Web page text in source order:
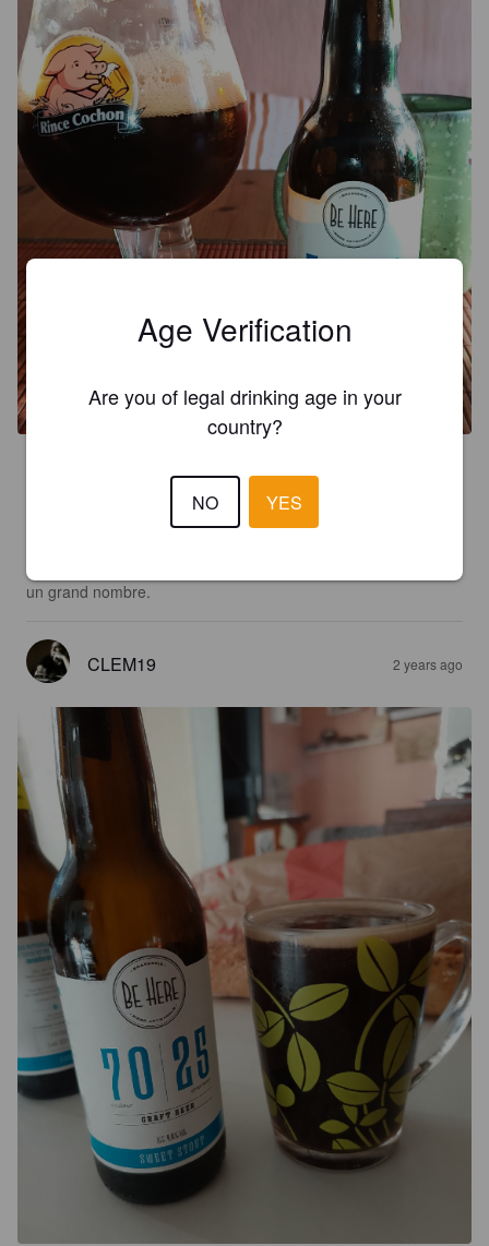
Assez basique. Au nez, rien de surprenant, notes fumées
tirant café (de stout quoi). Amertume convenable et arômes
côté "sweet" est respecté. Pas ma came mais peut satisfaire
un grand nombre.
CLEM19 2 years ago
Age Verification
Are you of legal drinking age in your
country?
NO YES